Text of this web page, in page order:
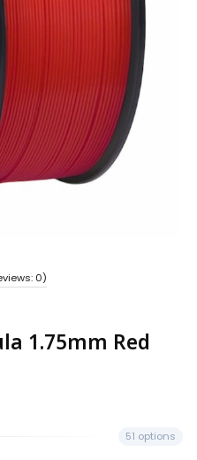
0)
1.75mm Red
51 options